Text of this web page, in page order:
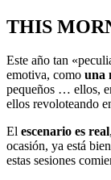
THIS
Este año tan
emotiva, como una
pequeños … ellos,
ellos revoloteando
El escenario es real
ocasión, ya está
estas sesiones